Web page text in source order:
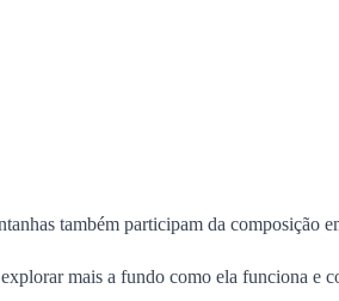
também participam da composição
mais a fundo como ela funciona e